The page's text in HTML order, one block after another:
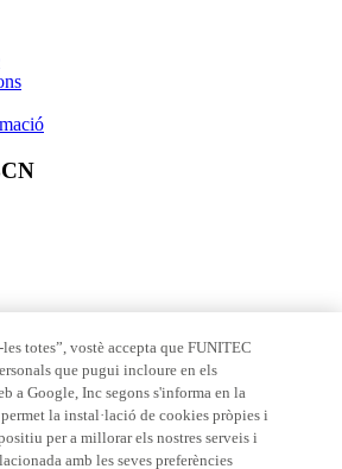
totes”, vostè accepta que FUNITEC
que pugui incloure en els
a Google, Inc segons s'informa en la
la instal·lació de cookies pròpies i
per a millorar els nostres serveis i
amb les seves preferències